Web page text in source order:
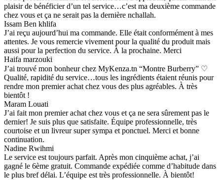
plaisir de bénéficier d’un tel service…c’est ma deuxième commande
chez vous et ça ne serait pas la dernière nchallah.
Issam Ben khlifa
J’ai reçu aujourd’hui ma commande. Elle était conformément à mes
attentes. Je vous remercie vivement pour la qualité du produit mais
aussi pour la perfection du service. À la prochaine. Merci
Haifa marzouki
J’ai trouvé mon bonheur chez MyKenza.tn “Montre Burberry” ♡
Qualité, rapidité du service…tous les ingrédients étaient réunis pour
rendre mon premier achat chez vous des plus agréables. À très
bientôt !
Maram Louati
J’ai fait mon premier achat chez vous et ça ne sera sûrement pas le
dernier! Je suis plus que satisfaite. Équipe professionnelle, très
courtoise et un livreur super sympa et ponctuel. Merci et bonne
continuation.
Nadine Rwihmi
Le service est toujours parfait. Après mon cinquième achat, j’ai
gagné le 6ème gratuit. Commande expédiée comme d’habitude dans
le plus bref délai. L’équipe est très professionnelle. À bientôt!